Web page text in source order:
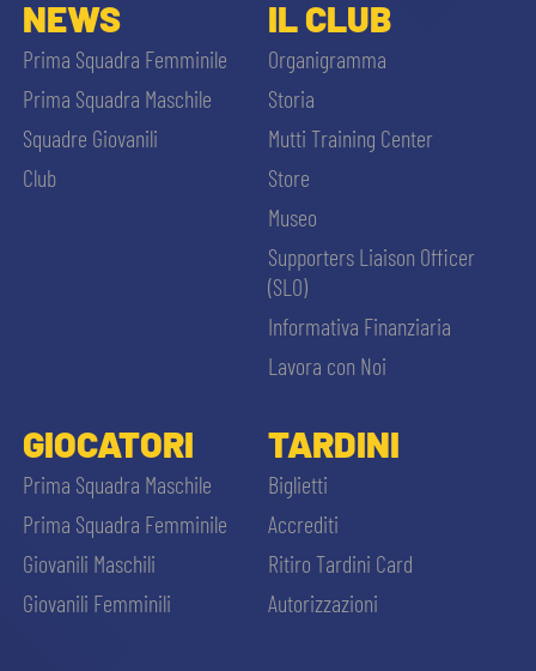
NEWS
Prima Squadra Femminile
Prima Squadra Maschile
Squadre Giovanili
Club
IL CLUB
Organigramma
Storia
Mutti Training Center
Store
Museo
Supporters Liaison Officer
(SLO)
Informativa Finanziaria
Lavora con Noi
GIOCATORI
Prima Squadra Maschile
Prima Squadra Femminile
Giovanili Maschili
Giovanili Femminili
TARDINI
Biglietti
Accrediti
Ritiro Tardini Card
Autorizzazioni